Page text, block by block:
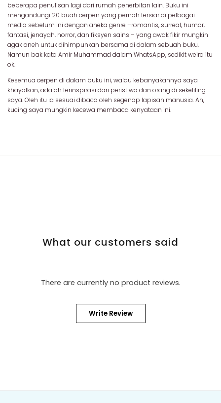
beberapa penulisan lagi dari rumah penerbitan lain. Buku ini
mengandungi 20 buah cerpen yang pernah tersiar di pelbagai
media sebelum ini dengan aneka genre –romantis, surreal, humor,
fantasi, jenayah, horror, dan fiksyen sains – yang awak fikir mungkin
agak aneh untuk dihimpunkan bersama di dalam sebuah buku.
Namun bak kata Amir Muhammad dalam WhatsApp, sedikit weird itu
ok.
Kesemua cerpen di dalam buku ini, walau kebanyakannya saya
khayalkan, adalah terinspirasi dari peristiwa dan orang di sekeliling
saya. Oleh itu ia sesuai dibaca oleh segenap lapisan manusia. Ah,
kucing saya mungkin kecewa membaca kenyataan ini.
What our customers said
There are currently no product reviews.
Write Review